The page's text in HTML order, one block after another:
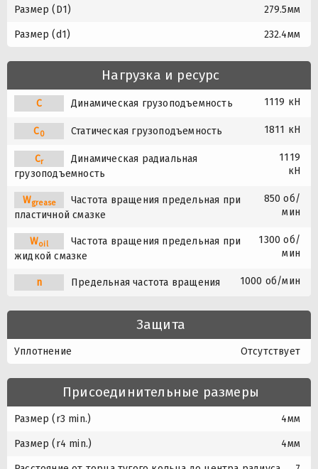
Размер (D1) 279.5мм
Размер (d1) 232.4мм
Нагрузка и ресурс
C Динамическая грузоподъемность 1119 кН
C0 Статическая грузоподъемность 1811 кН
Cr
Динамическая радиальная
грузоподъемность
1119
кН
Wgrease
Частота вращения предельная при
пластичной смазке
850 об/
мин
Woil
Частота вращения предельная при
жидкой смазке
1300 об/
мин
n Предельная частота вращения 1000 об/мин
Защита
Уплотнение Отсутствует
Присоединительные размеры
Размер (r3 min.) 4мм
Размер (r4 min.) 4мм